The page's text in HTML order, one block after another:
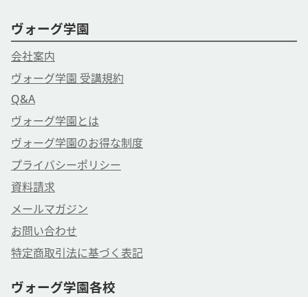
ヴォーグ学園
会社案内
ヴォーグ学園 受講規約
Q&A
ヴォーグ学園とは
ヴォーグ学園のお得な制度
プライバシーポリシー
資料請求
メールマガジン
お問い合わせ
特定商取引法に基づく表記
ヴォーグ学園各校